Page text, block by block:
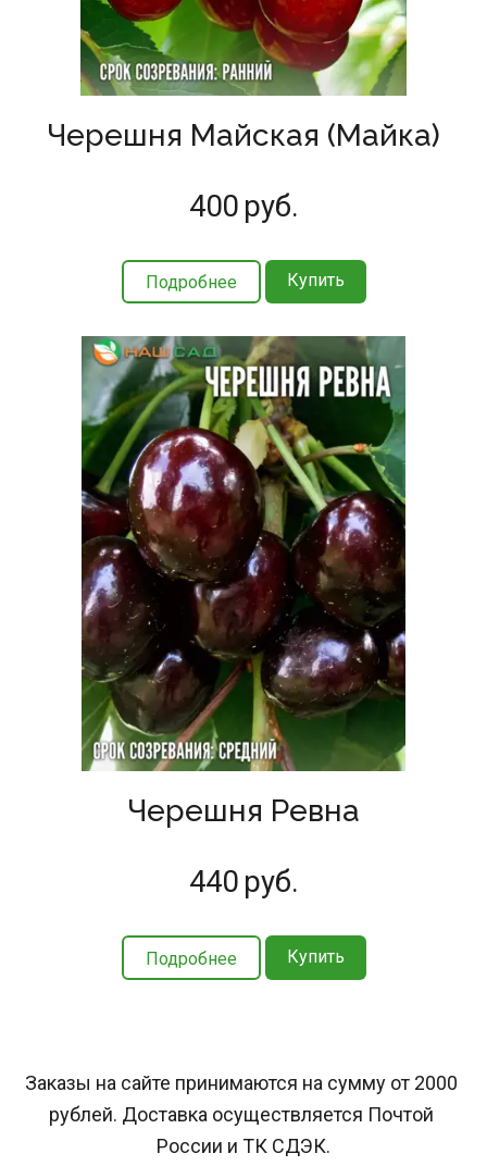
Черешня Майская (Майка)
400 руб.
Подробнее Купить
Черешня Ревна
440 руб.
Подробнее Купить
Заказы на сайте принимаются на сумму от 2000
рублей. Доставка осуществляется Почтой
России и ТК СДЭК.